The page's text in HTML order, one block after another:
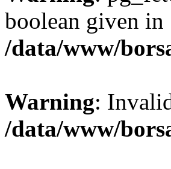
boolean given in
/data/www/
Warning:
/data/www/